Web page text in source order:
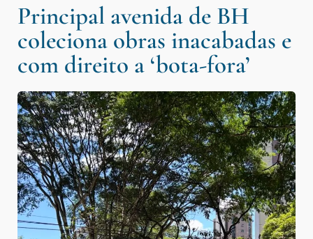
Principal avenida de BH
coleciona obras inacabadas e
com direito a ‘bota-fora’